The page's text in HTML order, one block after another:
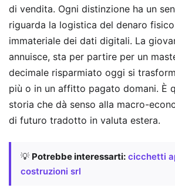
di vendita. Ogni distinzione ha un
riguarda la logistica del denaro
immateriale dei dati digitali. La
annuisce, sta per partire per un
decimale risparmiato oggi si
più o in un affitto pagato domani. È
storia che dà senso alla macro-
di futuro tradotto in valuta estera.
💡 Potrebbe interessarti: cicchetti
costruzioni srl